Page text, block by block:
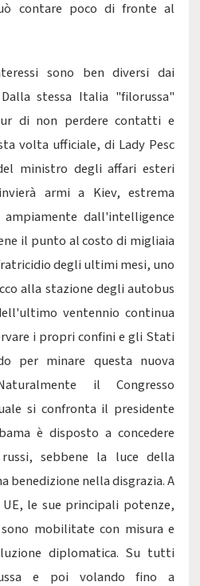
contare poco di fronte al
sono ben diversi dai
stessa Italia "filorussa"
di non perdere contatti e
volta ufficiale, di Lady Pesc
ministro degli affari esteri
armi a Kiev, estrema
dall'intelligence
il punto al costo di migliaia
degli ultimi mesi, uno
alla stazione degli autobus
ventennio continua
i propri confini e gli Stati
per minare questa nuova
il Congresso
si confronta il presidente
è disposto a concedere
sebbene la luce della
benedizione nella disgrazia. A
le sue principali potenze,
mobilitate con misura e
diplomatica. Su tutti
e poi volando fino a